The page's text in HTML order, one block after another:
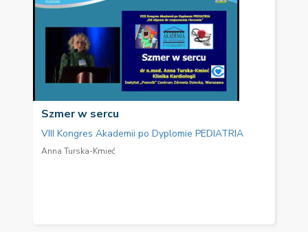
Szmer w sercu
VIII Kongres Akademii po Dyplomie PEDIATRIA
Anna Turska-Kmieć